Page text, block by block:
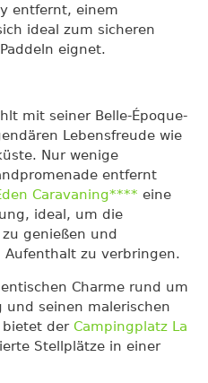
entfernt, einem
ideal zum sicheren
eignet.
mit seiner Belle-Époque-
Lebensfreude wie
Nur wenige
entfernt
Caravaning**** eine
ideal, um die
genießen und
zu verbringen.
Charme rund um
seinen malerischen
bietet derCampingplatz La
Stellplätze in einer